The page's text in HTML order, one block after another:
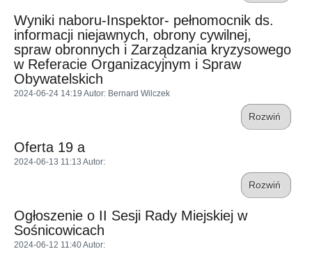
Wyniki naboru-Inspektor- pełnomocnik ds.
informacji niejawnych, obrony cywilnej,
spraw obronnych i Zarządzania kryzysowego
w Referacie Organizacyjnym i Spraw
Obywatelskich
2024-06-24 14:19 Autor: Bernard Wilczek
Rozwiń
Oferta 19 a
2024-06-13 11:13 Autor:
Rozwiń
Ogłoszenie o II Sesji Rady Miejskiej w
Sośnicowicach
2024-06-12 11:40Autor: